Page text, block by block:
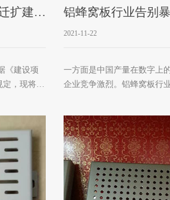
扩建项
《建设项
定，现将
1、项目
于广东佛
为：东经
铝蜂窝板行业告别
期
2021-11-22
一方面是中国产量在数字上
企业竞争激烈。铝蜂窝板行
秀，发展的时间并不长。 暴
长久。行业并没有经过中国
年，就到了重要的转型期。
铝蜂窝板企